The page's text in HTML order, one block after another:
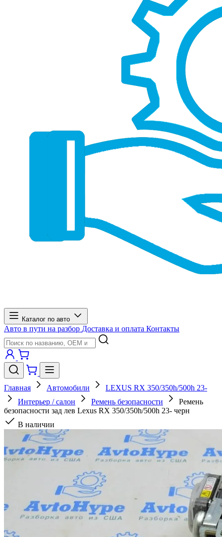
Каталог по авто
Авто в пути на разбор Доставка и оплата Контакты
Главная Автомобили
LEXUS RX 350/350h/500h 23-
Интерьер / салон
Ремень безопасности
Ремень
безопасности зад лев Lexus RX 350/350h/500h 23- черн
В наличии